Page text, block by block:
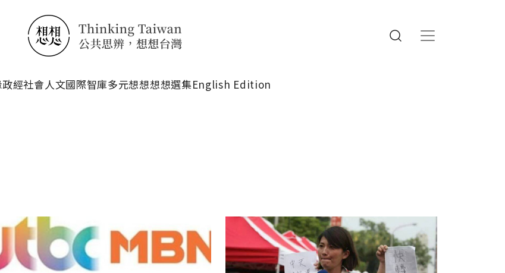
經社會人文國際智庫多元想想想想選集English Edition